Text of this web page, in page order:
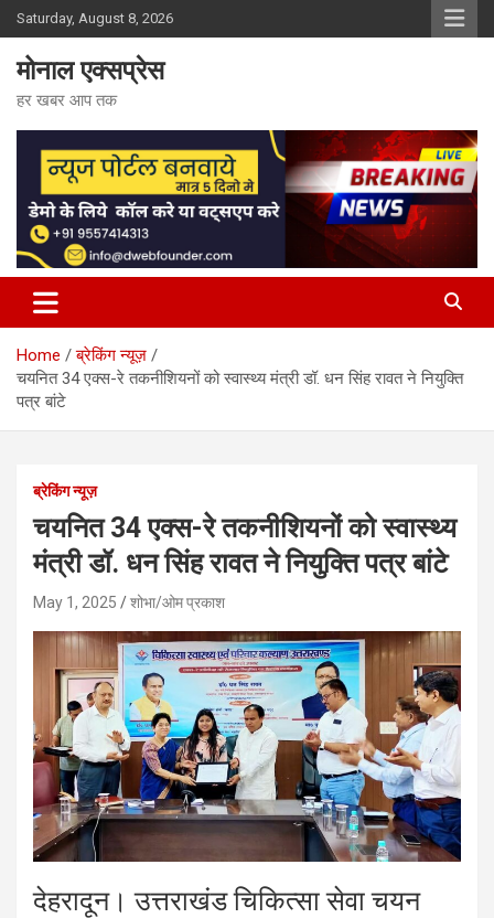
Skip
to
content
Saturday, August 8, 2026
मोनाल एक्सप्रेस
हर खबर आप तक
Home
ब्रेकिंग न्यूज़
चयनित 34 एक्स-रे तकनीशियनों को स्वास्थ्य मंत्री डॉ. धन सिंह रावत ने नियुक्ति
पत्र बांटे
ब्रेकिंग न्यूज़
चयनित 34 एक्स-रे तकनीशियनों को स्वास्थ्य
मंत्री डॉ. धन सिंह रावत ने नियुक्ति पत्र बांटे
May 1, 2025 शोभा/ओम प्रकाश
देहरादून। उत्तराखंड चिकित्सा सेवा चयन